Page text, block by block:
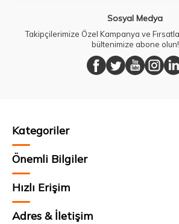
Sosyal Medya
Takipçilerimize Özel Kampanya ve
bültenimize abone olun!
Kategoriler
Önemli Bilgiler
Hızlı Erişim
Adres & İletişim